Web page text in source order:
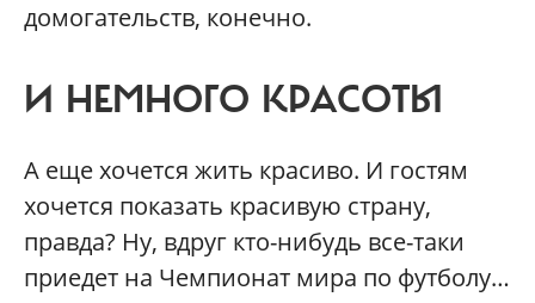
домогательств, конечно.
И НЕМНОГО КРАСОТЫ
А еще хочется жить красиво. И гостям
хочется показать красивую страну,
правда? Ну, вдруг кто-нибудь все-таки
приедет на Чемпионат мира по футболу…